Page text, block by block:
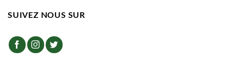
SUIVEZ NOUS SUR